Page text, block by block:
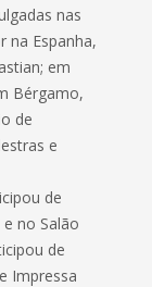
nas
na Espanha,
em
Bérgamo,
de
e
de
no Salão
de
Impressa